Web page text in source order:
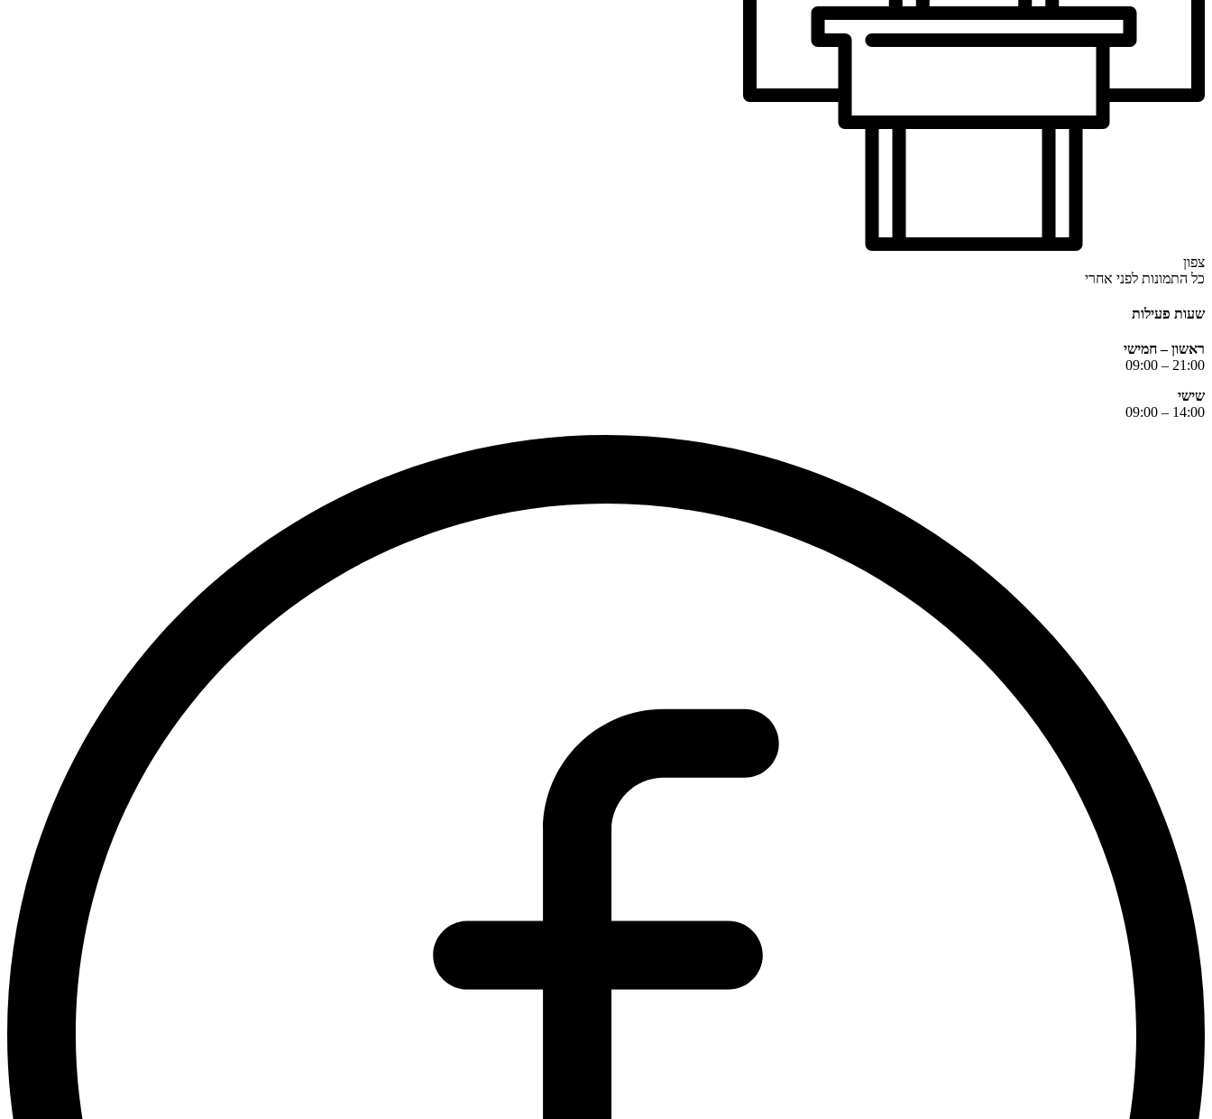
צפון
כל התמונות לפני אחרי
שעות פעילות
ראשון – חמישי
21:00 – 09:00
שישי
14:00 – 09:00